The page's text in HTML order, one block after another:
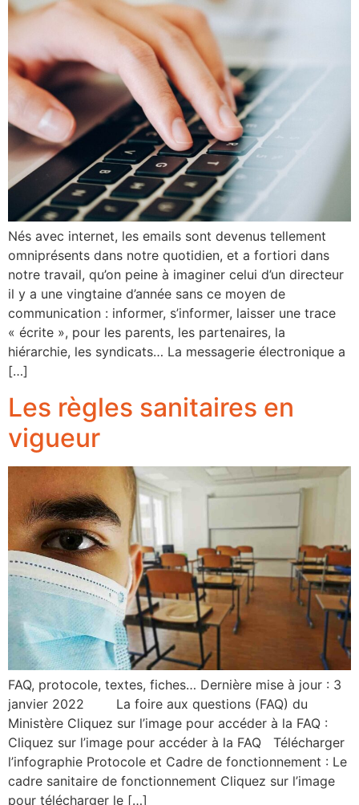
Nés avec internet, les emails sont devenus tellement
omniprésents dans notre quotidien, et a fortiori dans
notre travail, qu’on peine à imaginer celui d’un directeur
il y a une vingtaine d’année sans ce moyen de
communication : informer, s’informer, laisser une trace
« écrite », pour les parents, les partenaires, la
hiérarchie, les syndicats… La messagerie électronique a
[…]
Les règles sanitaires en
vigueur
FAQ, protocole, textes, fiches… Dernière mise à jour : 3
janvier 2022 La foire aux questions (FAQ) du
Ministère Cliquez sur l’image pour accéder à la FAQ :
Cliquez sur l’image pour accéder à la FAQ Télécharger
l’infographie Protocole et Cadre de fonctionnement : Le
cadre sanitaire de fonctionnement Cliquez sur l’image
pour télécharger le […]